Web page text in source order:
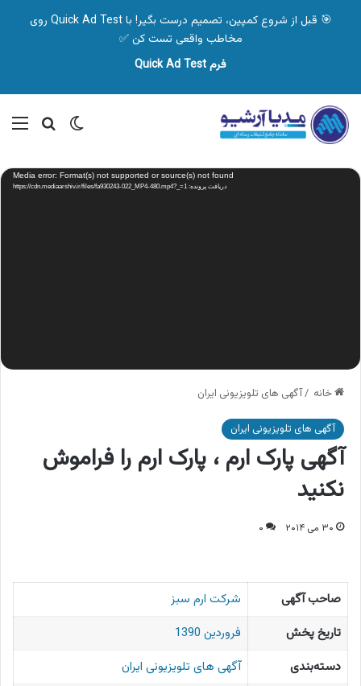
🎯 قبل از شروع کمپین، تصمیم درست بگیر! با Quick Ad Test روی
مخاطب واقعی تست کن ✅
فرم Quick Ad Test
تغییر پوسته
نمایشگر
ویدیو Media error: Format(s) not supported or source(s) not found
دریافت پرونده: https://cdn.mediaarshiv.ir/files/fa930243-022_MP4-480.mp4?_=1
خانه /آگهی های تلویزیونی ایران
آگهی های تلویزیونی ایران
آگهی پارک ارم ، پارک ارم را فراموش
نکنید
۳۰ می ۲۰۱۴ ۰
صاحب آگهی
شرکت ارم سبز
تاریخ پخش
فروردین 1390
دسته‌بندی
آگهی های تلویزیونی ایران